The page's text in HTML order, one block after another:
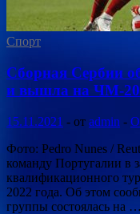
Спорт
Сборная Сербии
и вышла на ЧМ-
15.11.2021 - от admin -
Фото: Pedro Nunes /
команду Португалии в
квалификационного
2022 года. Об этом
группы состоялась на …